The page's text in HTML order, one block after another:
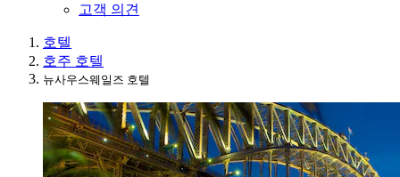
고객 의견
호텔
호주 호텔
뉴사우스웨일즈 호텔